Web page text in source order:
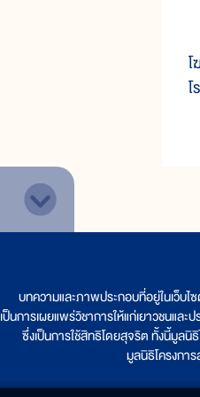
บทความและภาพประกอบที่อยู่ในเว็บ
เป็นการเผยแพร่วิชาการให้แก่เยาวชนแล
ซึ่งเป็นการใช้สิทธิโดยสุจริต ทั้งนี้มูลนิ
มูลนิธิโครงกา